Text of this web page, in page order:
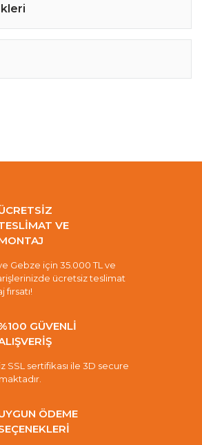
VE
Gebze için 35.000 TL ve
ücretsiz teslimat
GÜVENLİ
SSL sertifikası ile 3D secure
ÖDEME